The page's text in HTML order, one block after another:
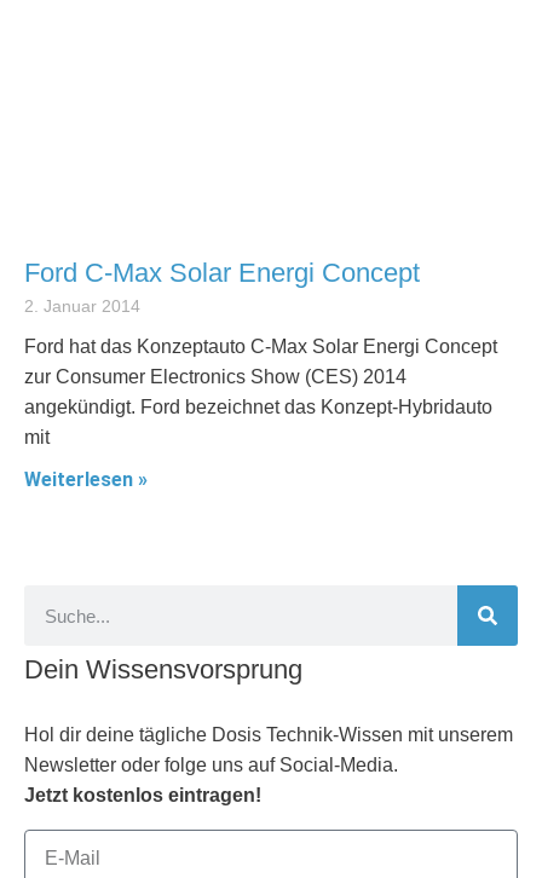
Ford C-Max Solar Energi Concept
2. Januar 2014
Ford hat das Konzeptauto C-Max Solar Energi Concept
zur Consumer Electronics Show (CES) 2014
angekündigt. Ford bezeichnet das Konzept-Hybridauto
mit
Weiterlesen »
Dein Wissensvorsprung
Hol dir deine tägliche Dosis Technik-Wissen mit unserem
Newsletter oder folge uns auf Social-Media.
Jetzt kostenlos eintragen!